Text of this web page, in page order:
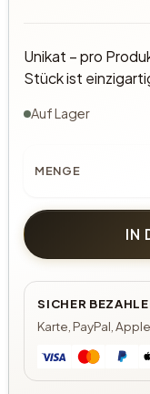
Unikat – pro
Stück ist
Auf Lager
MENGE
IN
SICHER
Karte, PayPal,